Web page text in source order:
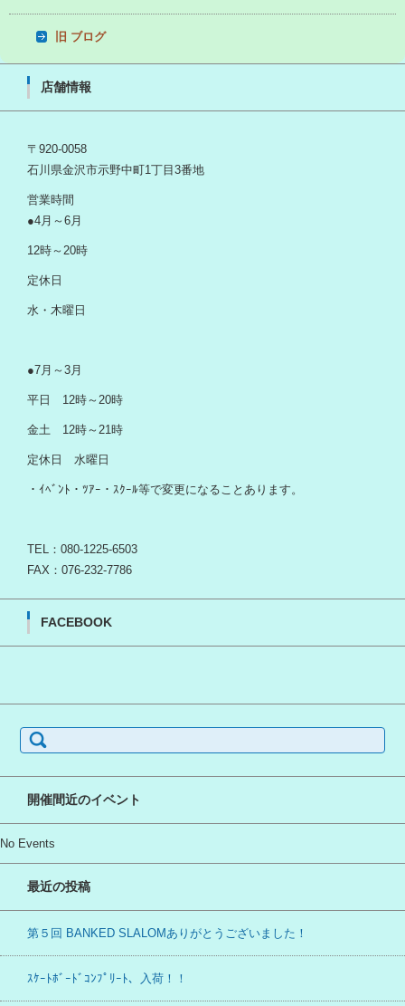
旧 ブログ
店舗情報
〒920-0058
石川県金沢市示野中町1丁目3番地
営業時間
●4月～6月
12時～20時
定休日
水・木曜日
●7月～3月
平日 12時～20時
金土 12時～21時
定休日 水曜日
・ｲﾍﾞﾝﾄ・ﾂｱｰ・ｽｸｰﾙ等で変更になることあります。
TEL：080-1225-6503
FAX：076-232-7786
FACEBOOK
索:
開催間近のイベント
No Events
最近の投稿
第５回 BANKED SLALOMありがとうございました！
ｽｹｰﾄﾎﾞｰﾄﾞｺﾝﾌﾟﾘｰﾄ、入荷！！